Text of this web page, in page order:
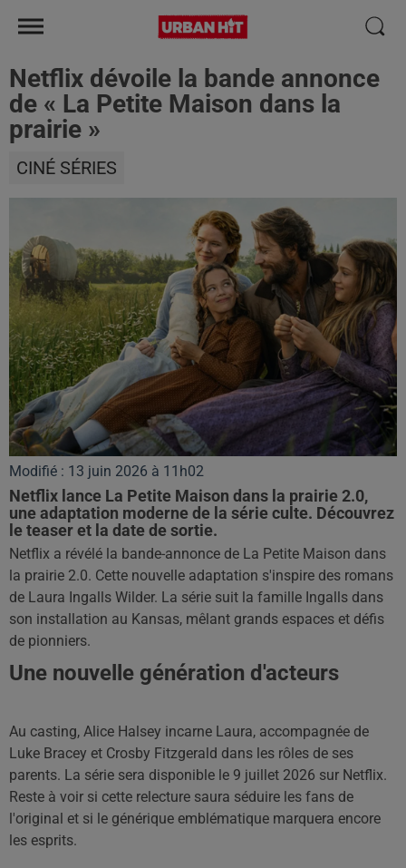
Netflix dévoile la bande annonce
de « La Petite Maison dans la
prairie »
CINÉ SÉRIES
Modifié : 13 juin 2026 à 11h02
Netflix lance La Petite Maison dans la prairie 2.0,
une adaptation moderne de la série culte. Découvrez
le teaser et la date de sortie.
Netflix a révélé la bande-annonce de La Petite Maison dans
la prairie 2.0. Cette nouvelle adaptation s'inspire des romans
de Laura Ingalls Wilder. La série suit la famille Ingalls dans
son installation au Kansas, mêlant grands espaces et défis
de pionniers.
Une nouvelle génération d'acteurs
Au casting, Alice Halsey incarne Laura, accompagnée de
Luke Bracey et Crosby Fitzgerald dans les rôles de ses
parents. La série sera disponible le 9 juillet 2026 sur Netflix.
Reste à voir si cette relecture saura séduire les fans de
l'original et si le générique emblématique marquera encore
les esprits.